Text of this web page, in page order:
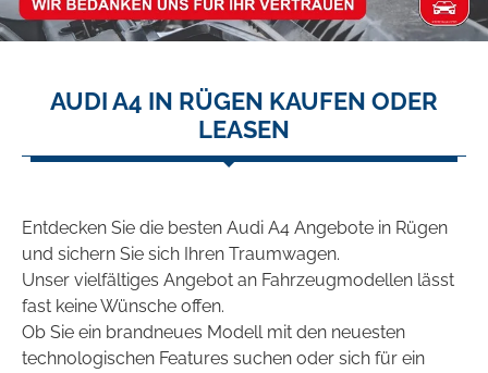
AUDI A4 IN RÜGEN KAUFEN ODER
LEASEN
Entdecken Sie die besten Audi A4 Angebote in Rügen
und sichern Sie sich Ihren Traumwagen.
Unser vielfältiges Angebot an Fahrzeugmodellen lässt
fast keine Wünsche offen.
Ob Sie ein brandneues Modell mit den neuesten
technologischen Features suchen oder sich für ein